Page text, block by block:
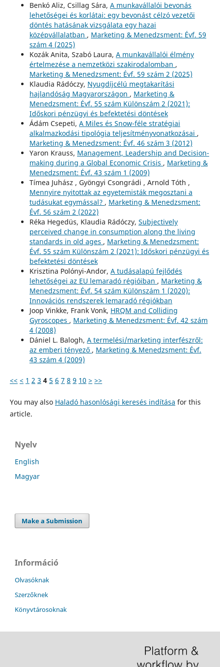
Benkó Aliz, Csillag Sára, A munkavállalói bevonás
lehetőségei és korlátai: egy bevonást célzó vezetői
döntés hatásának vizsgálata egy hazai
középvállalatban , Marketing & Menedzsment: Évf. 59
szám 4 (2025)
Kozák Anita, Szabó Laura, A munkavállalói élmény
értelmezése a nemzetközi szakirodalomban ,
Marketing & Menedzsment: Évf. 59 szám 2 (2025)
Klaudia Rádóczy, Nyugdíjcélú megtakarítási
hajlandóság Magyarországon , Marketing &
Menedzsment: Évf. 55 szám Különszám 2 (2021):
Időskori pénzügyi és befektetési döntések
Ádám Csepeti, A Miles és Snow-féle stratégiai
alkalmazkodási tipológia teljesítményvonatkozásai ,
Marketing & Menedzsment: Évf. 46 szám 3 (2012)
Yaron Krauss, Management, Leadership and Decision-
making during a Global Economic Crisis , Marketing &
Menedzsment: Évf. 43 szám 1 (2009)
Tímea Juhász , Gyöngyi Csongrádi , Arnold Tóth ,
Mennyire nyitottak az egyetemisták megosztani a
tudásukat egymással? , Marketing & Menedzsment:
Évf. 56 szám 2 (2022)
Réka Hegedüs, Klaudia Rádóczy, Subjectively
perceived change in consumption along the living
standards in old ages , Marketing & Menedzsment:
Évf. 55 szám Különszám 2 (2021): Időskori pénzügyi és
befektetési döntések
Krisztina Polónyi-Andor, A tudásalapú fejlődés
lehetőségei az EU lemaradó régióiban , Marketing &
Menedzsment: Évf. 54 szám Különszám 1 (2020):
Innovációs rendszerek lemaradó régiókban
Joop Vinkke, Frank Vonk, HRQM and Colliding
Gyroscopes , Marketing & Menedzsment: Évf. 42 szám
4 (2008)
Dániel L. Balogh, A termelési/marketing interfészről:
az emberi tényező , Marketing & Menedzsment: Évf.
43 szám 4 (2009)
<< < 1 2 3 4 5 6 7 8 9 10 > >>
You may also Haladó hasonlósági keresés indítása for this
article.
Nyelv
English
Magyar
Make a Submission
Információ
Olvasóknak
Szerzőknek
Könyvtárosoknak